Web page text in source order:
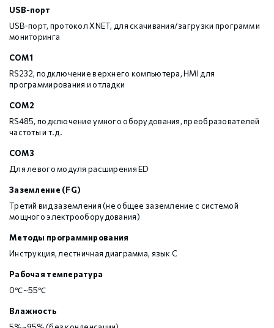
USB-порт
USB-порт, протокол XNET, для скачивания/загрузки программ и
мониторинга
COM1
RS232, подключение верхнего компьютера, HMI для
программирования и отладки
COM2
RS485, подключение умного оборудования, преобразователей
частоты и т.д.
COM3
Для левого модуля расширения ED
Заземление (FG)
Третий вид заземления (не общее заземление с системой
мощного электрооборудования)
Методы программирования
Инструкция, лестничная диаграмма, язык С
Рабочая температура
0℃~55℃
Влажность